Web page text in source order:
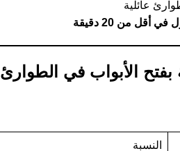
عائلية
بفتح الأبواب في الطوارئ
النسبة